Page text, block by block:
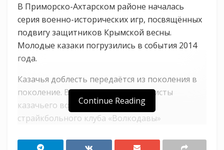
В Приморско-Ахтарском районе началась
серия военно-исторических игр, посвящённых
подвигу защитников Крымской весны.
Молодые казаки погрузились в события 2014
года.
Казачья доблесть передаётся из поколения в
поколение. Воспитанники и активисты
казачьего военно-спортивного
страйкбольного клуба «Волкодавы»
реализацию масштабного исторического
Continue Reading